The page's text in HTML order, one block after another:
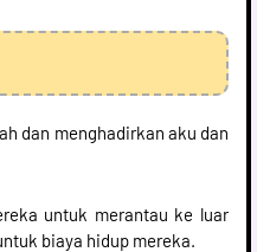
dan menghadirkan aku dan
untuk merantau ke luar
biaya hidup mereka.